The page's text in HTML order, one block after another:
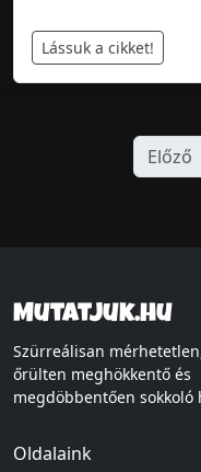
Lássuk a cikket!
Előző
Mutatjuk.hu
Szürreálisan
őrülten meghökkentő és
megdöbbentően
Oldalaink